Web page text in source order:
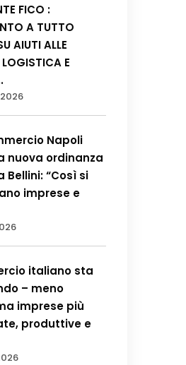
FICO :
A TUTTO
AIUTI ALLE
LOGISTICA E
Napoli
nuova ordinanza
Bellini: “Così si
imprese e
italiano sta
– meno
imprese più
produttive e